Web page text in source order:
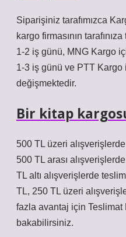
Siparişiniz tarafımızca
kargo firmasının
1-2 iş günü, MNG Kargo
1-3 iş günü ve PTT Kargo
değişmektedir.
Bir kitap
500 TL üzeri
500 TL arası
TL altı alışverişlerde
TL, 250 TL üzeri
fazla avantaj için Teslimat
bakabilirsiniz.